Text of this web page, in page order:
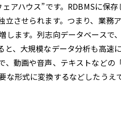
アハウス”です。RDBMSに保
させられます。つまり、業務
ます。列志向データベースで
、大規模なデータ分析も高速に
動画や音声、テキストなどの
形式に変換するなどしたうえ